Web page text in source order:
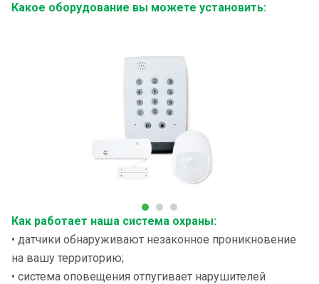
Какое оборудование вы можете установить:
Как работает наша система охраны:
• датчики обнаруживают незаконное проникновение
на вашу территорию;
• система оповещения отпугивает нарушителей